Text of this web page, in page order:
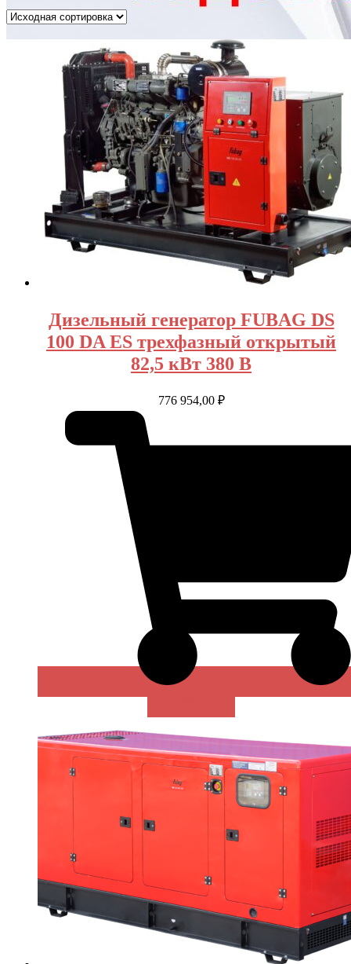
Дизельный генератор FUBAG DS
100 DA ES трехфазный открытый
82,5 кВт 380 В
776 954,00 ₽